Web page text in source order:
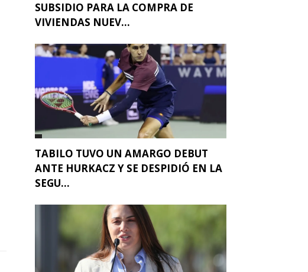
SUBSIDIO PARA LA COMPRA DE
VIVIENDAS NUEV...
TABILO TUVO UN AMARGO DEBUT
ANTE HURKACZ Y SE DESPIDIÓ EN LA
SEGU...